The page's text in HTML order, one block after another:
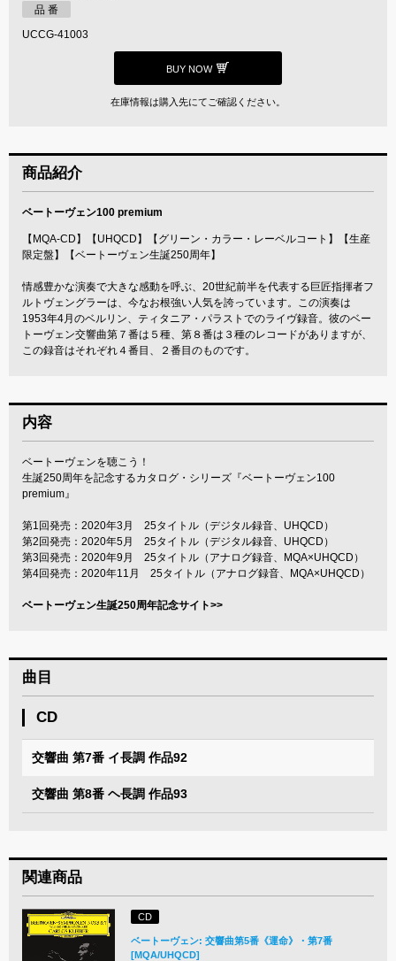
品 番
UCCG-41003
BUY NOW
在庫情報は購入先にてご確認ください。
商品紹介
ベートーヴェン100 premium
【MQA-CD】【UHQCD】【グリーン・カラー・レーベルコート】【生産
限定盤】【ベートーヴェン生誕250周年】
情感豊かな演奏で大きな感動を呼ぶ、20世紀前半を代表する巨匠指揮者フ
ルトヴェングラーは、今なお根強い人気を誇っています。この演奏は
1953年4月のベルリン、ティタニア・パラストでのライヴ録音。彼のベー
トーヴェン交響曲第７番は５種、第８番は３種のレコードがありますが、
この録音はそれぞれ４番目、２番目のものです。
内容
ベートーヴェンを聴こう！
生誕250周年を記念するカタログ・シリーズ『ベートーヴェン100
premium』
第1回発売：2020年3月 25タイトル（デジタル録音、UHQCD）
第2回発売：2020年5月 25タイトル（デジタル録音、UHQCD）
第3回発売：2020年9月 25タイトル（アナログ録音、MQA×UHQCD）
第4回発売：2020年11月 25タイトル（アナログ録音、MQA×UHQCD）
ベートーヴェン生誕250周年記念サイト>>
曲目
CD
交響曲 第7番 イ長調 作品92
交響曲 第8番 ヘ長調 作品93
関連商品
CD
ベートーヴェン: 交響曲第5番《運命》・第7番
[MQA/UHQCD]